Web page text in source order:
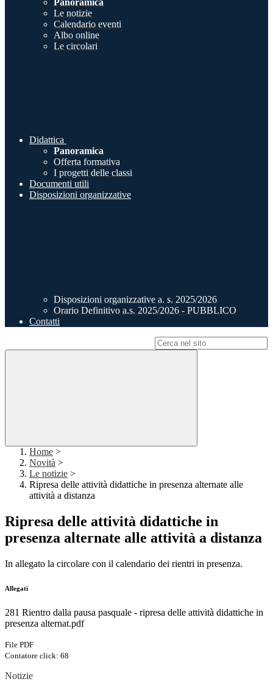
Panoramica
Le notizie
Calendario eventi
Albo online
Le circolari
Didattica
Panoramica
Offerta formativa
I progetti delle classi
Documenti utili
Disposizioni organizzative
Disposizioni organizzative a. s. 2025/2026
Orario Definitivo a.s. 2025/2026 - PUBBLICO
Contatti
Home >
Novità >
Le notizie >
Ripresa delle attività didattiche in presenza alternate alle
attività a distanza
Ripresa delle attività didattiche in
presenza alternate alle attività a distanza
In allegato la circolare con il calendario dei rientri in presenza.
Allegati
281 Rientro dalla pausa pasquale - ripresa delle attività didattiche in
presenza alternat.pdf
File PDF
Contatore click: 68
Notizie